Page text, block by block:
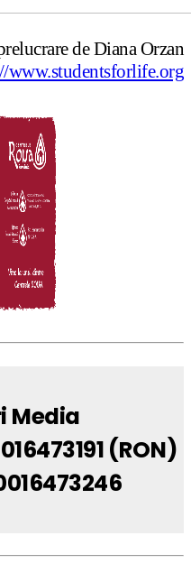
de Diana Orzan
www.studentsforlife.org
Media
(RON)